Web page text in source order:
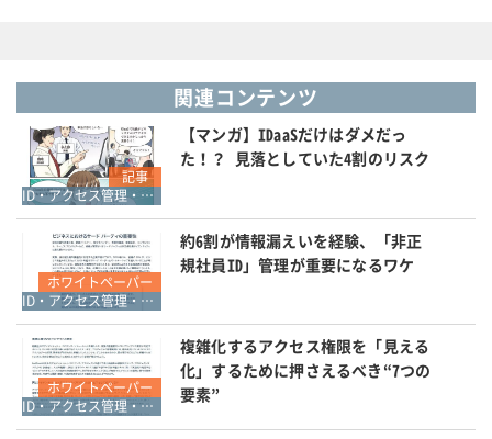
関連コンテンツ
記事
ID・アクセス管理・認証
【マンガ】IDaaSだけはダメだっ
た！？ 見落としていた4割のリスク
ホワイトペーパー
ID・アクセス管理・認証
約6割が情報漏えいを経験、「非正
規社員ID」管理が重要になるワケ
ホワイトペーパー
ID・アクセス管理・認証
複雑化するアクセス権限を「見える
化」するために押さえるべき“7つの
要素”